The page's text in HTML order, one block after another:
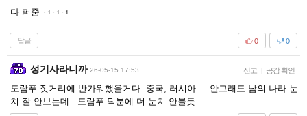
다 퍼줌 ㅋㅋㅋ
답글 0
0
성기사라니까 26-05-15 17:53 신고 | 공감 확인
도람푸 짓거리에 반가워했을거다. 중국, 러시아.... 안그래도 남의 나라 눈
치 잘 안보는데.. 도람푸 덕분에 더 눈치 안볼듯